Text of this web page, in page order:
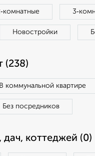
Новостройки
(238)
В коммунальной квартире
Без посредников
коттеджей (0)